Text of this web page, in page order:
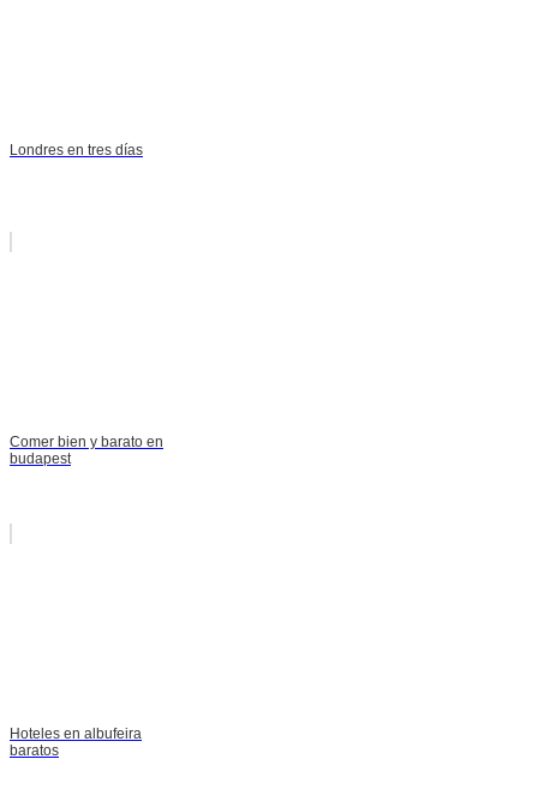
Londres en tres días
Comer bien y barato en
budapest
Hoteles en albufeira
baratos